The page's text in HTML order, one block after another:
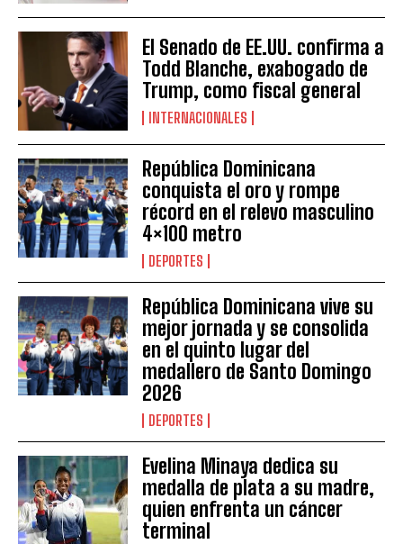
El Senado de EE.UU. confirma a
Todd Blanche, exabogado de
Trump, como fiscal general
INTERNACIONALES
República Dominicana
conquista el oro y rompe
récord en el relevo masculino
4×100 metro
DEPORTES
República Dominicana vive su
mejor jornada y se consolida
en el quinto lugar del
medallero de Santo Domingo
2026
DEPORTES
Evelina Minaya dedica su
medalla de plata a su madre,
quien enfrenta un cáncer
terminal